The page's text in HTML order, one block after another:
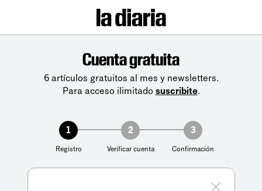
Cuenta gratuita
6 artículos gratuitos al mes y newsletters.
Para acceso ilimitado suscribite.
1
Registro
2
Verificar cuenta
3
Confirmación